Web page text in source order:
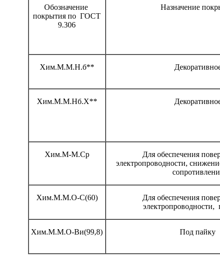
Обозначение
покрытия по ГОСТ
9.306
Назначение
Хим.М.М.Н.б**
Хим.М.М.Нб.Х**
Хим.М-М.Ср
Для обеспечения
электропроводности,
Хим.М.М.О-С(60)
Для обеспечения
электропроводности,
Хим.М.М.О-Ви(99,8) Под пайку